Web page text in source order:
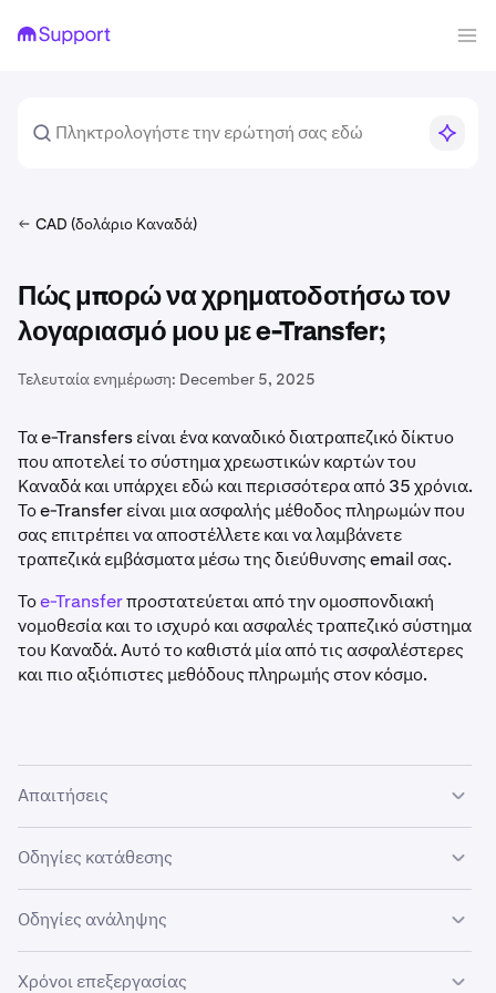
CAD (δολάριο Καναδά)
Πώς μπορώ να χρηματοδοτήσω τον
λογαριασμό μου με e-Transfer;
Τελευταία ενημέρωση: December 5, 2025
Τα e-Transfers είναι ένα καναδικό διατραπεζικό δίκτυο
που αποτελεί το σύστημα χρεωστικών καρτών του
Καναδά και υπάρχει εδώ και περισσότερα από 35 χρόνια.
Το e-Transfer είναι μια ασφαλής μέθοδος πληρωμών που
σας επιτρέπει να αποστέλλετε και να λαμβάνετε
τραπεζικά εμβάσματα μέσω της διεύθυνσης email σας.
Τοe-Transferπροστατεύεται από την ομοσπονδιακή
νομοθεσία και το ισχυρό και ασφαλές τραπεζικό σύστημα
του Καναδά. Αυτό το καθιστά μία από τις ασφαλέστερες
και πιο αξιόπιστες μεθόδους πληρωμής στον κόσμο.
Απαιτήσεις
Οι υπηρεσίες e-Transfer λειτουργούν αποκλειστικά με
καναδικούς τραπεζικούς λογαριασμούς. Για να
χρησιμοποιήσετε τα e-Transfers, πρέπει να πληροίτε τις
παρακάτω προϋποθέσεις:
•
Να έχετε έναν καναδικό τραπεζικό λογαριασμό που
Οδηγίες κατάθεσης
Για να διευκολύνετε την κατάθεσή σας, χρησιμοποιήστε
λίστα ελέγχου καταθέσεων
Ακολουθήστε τα παρακάτω βήματα για να ξεκινήσετε μια
Οδηγίες ανάληψης
Για να ξεκινήσετε μια ανάληψη χρησιμοποιώντας ένα e-
Χρόνοι επεξεργασίας